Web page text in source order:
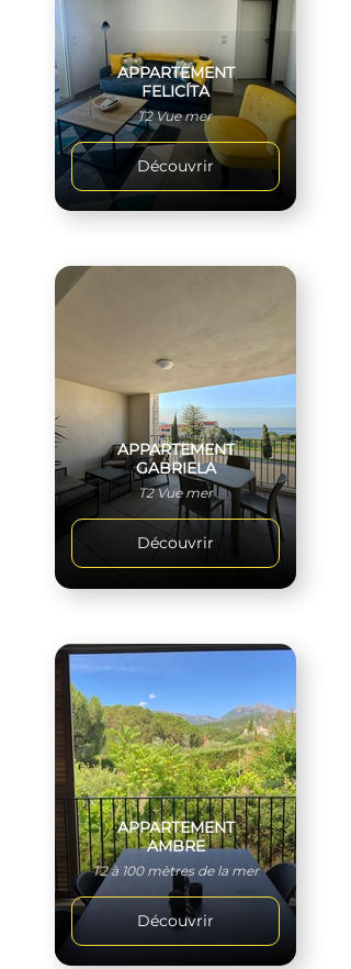
APPARTEMENT
FELICÍTA
T2 Vue mer
Découvrir
APPARTEMENT
GABRIELA
T2 Vue mer
Découvrir
APPARTEMENT
AMBRE
T2 à 100 mètres de la mer
Découvrir